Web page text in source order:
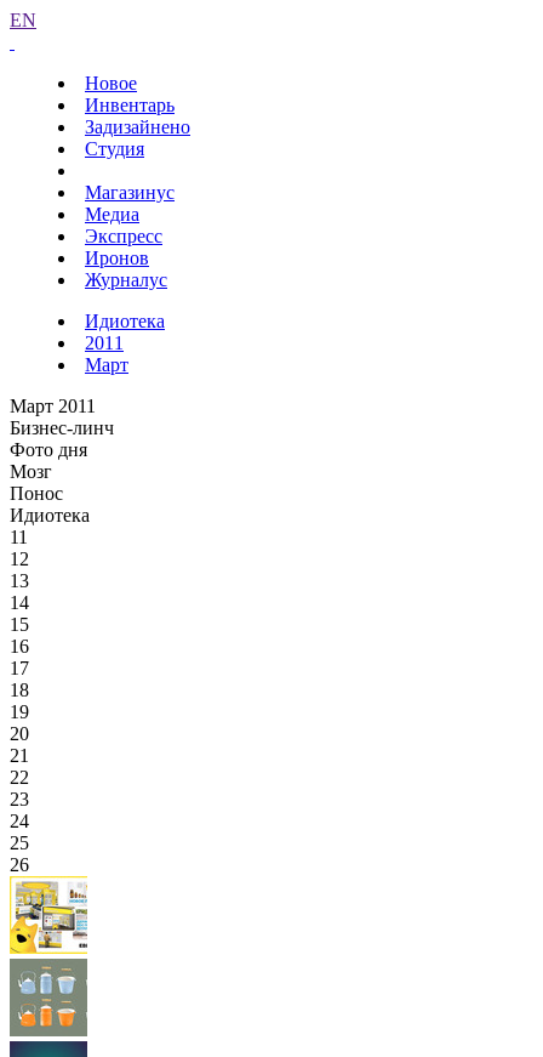
EN
Новое
Инвентарь
Задизайнено
Студия
Магазинус
Медиа
Экспресс
Иронов
Журналус
Идиотека
2011
Март
Март 2011
Бизнес-линч
Фото дня
Мозг
Понос
Идиотека
11
12
13
14
15
16
17
18
19
20
21
22
23
24
25
26